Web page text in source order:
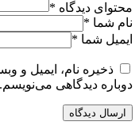
محتوای دیدگاه *
نام شما *
ایمیل شما *
ذخیره نام، ایمیل و
دوباره دیدگاهی می‌نویسم.